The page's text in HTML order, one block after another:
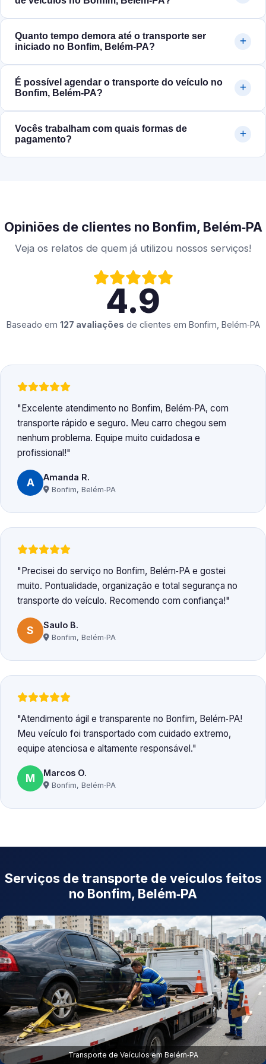
Quanto tempo demora até o transporte ser
iniciado no Bonfim, Belém‑PA?
É possível agendar o transporte do veículo no
Bonfim, Belém‑PA?
Vocês trabalham com quais formas de
pagamento?
Opiniões de clientes no Bonfim, Belém‑PA
Veja os relatos de quem já utilizou nossos serviços!
4.9
Baseado em 127 avaliações de clientes em Bonfim, Belém‑PA
Excelente atendimento no Bonfim, Belém‑PA, com
transporte rápido e seguro. Meu carro chegou sem
nenhum problema. Equipe muito cuidadosa e
profissional!
A Amanda R.
Bonfim, Belém‑PA
Precisei do serviço no Bonfim, Belém‑PA e gostei
muito. Pontualidade, organização e total segurança no
transporte do veículo. Recomendo com confiança!
S Saulo B.
Bonfim, Belém‑PA
Atendimento ágil e transparente no Bonfim, Belém‑PA!
Meu veículo foi transportado com cuidado extremo,
equipe atenciosa e altamente responsável.
M Marcos O.
Bonfim, Belém‑PA
Serviços de transporte de veículos feitos
no Bonfim, Belém‑PA
Transporte de Veículos em Belém‑PA